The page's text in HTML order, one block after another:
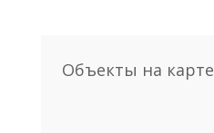
Объекты на карте